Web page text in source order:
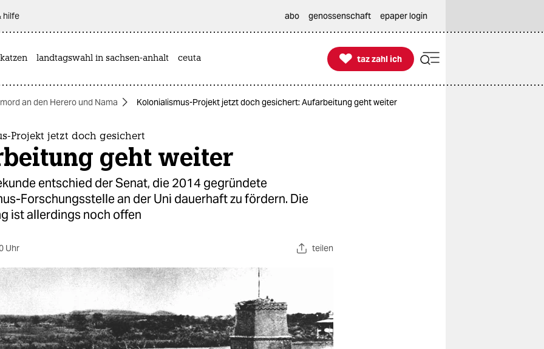
hilfe abo genossenschaft epaper login
katzen landtagswahl in sachsen-anhalt ceuta 
taz zahl ich
taz zahl ich
an den Herero und Nama Kolonialismus-Projekt jetzt doch gesichert: Aufarbeitung geht weiter
Projekt jetzt doch gesichert
geht weiter
entschied der Senat, die 2014 gegründete
Forschungsstelle an der Uni dauerhaft zu fördern. Die
ist allerdings noch offen
Uhr teilen